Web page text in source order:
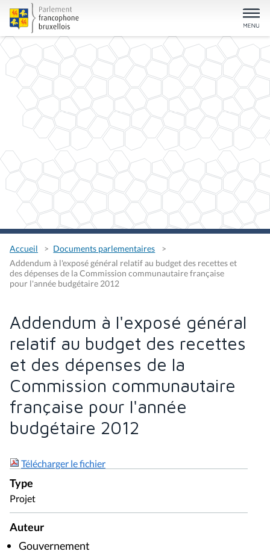
Accueil
Documents parlementaires
Addendum à l'exposé général relatif au budget des recettes et
des dépenses de la Commission communautaire française
pour l'année budgétaire 2012
Addendum à l'exposé général
relatif au budget des recettes
et des dépenses de la
Commission communautaire
française pour l'année
budgétaire 2012
Télécharger le fichier
Type
Projet
Auteur
Gouvernement